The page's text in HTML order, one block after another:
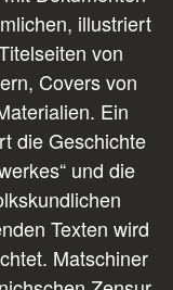
illustriert
von
Covers von
Ein
die Geschichte
und die
Texten wird
Matschiner